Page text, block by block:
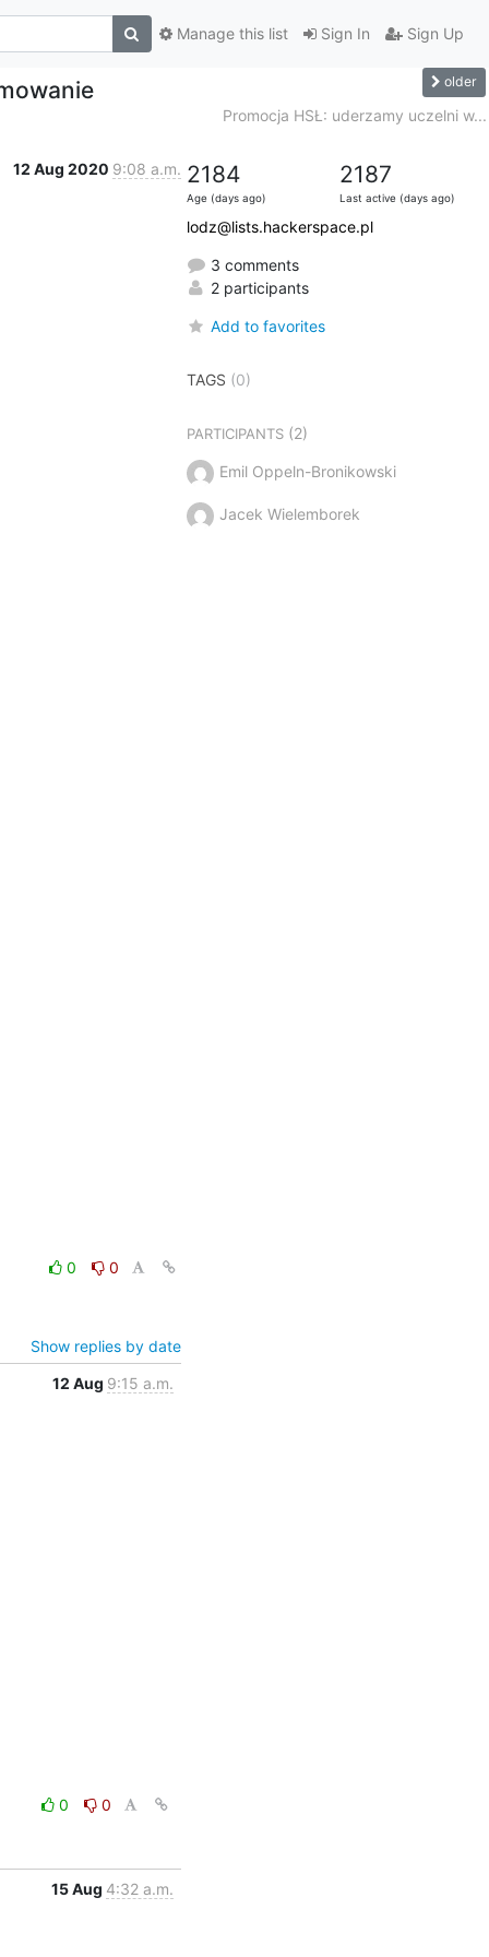
Sign In Sign Up
Manage this list
older
Promocja HSŁ: uderzamy uczelni w...
12 Aug 2020 9:08 a.m.
0
0
Show replies by date
12 Aug 9:15 a.m.
0
0
15 Aug 4:32 a.m.
2184
Age (days ago)
2187
Last active (days ago)
lodz@lists.hackerspace.pl
3 comments
2 participants
Add to favorites
TAGS (0)
PARTICIPANTS(2)
Emil Oppeln-Bronikowski
Jacek Wielemborek